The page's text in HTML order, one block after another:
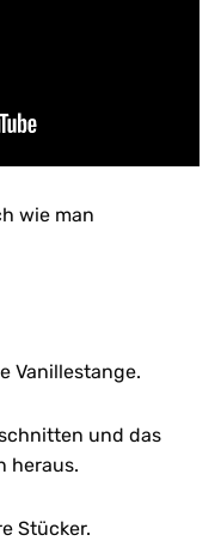
wie man
Vanillestange.
und das
heraus.
Stücker.